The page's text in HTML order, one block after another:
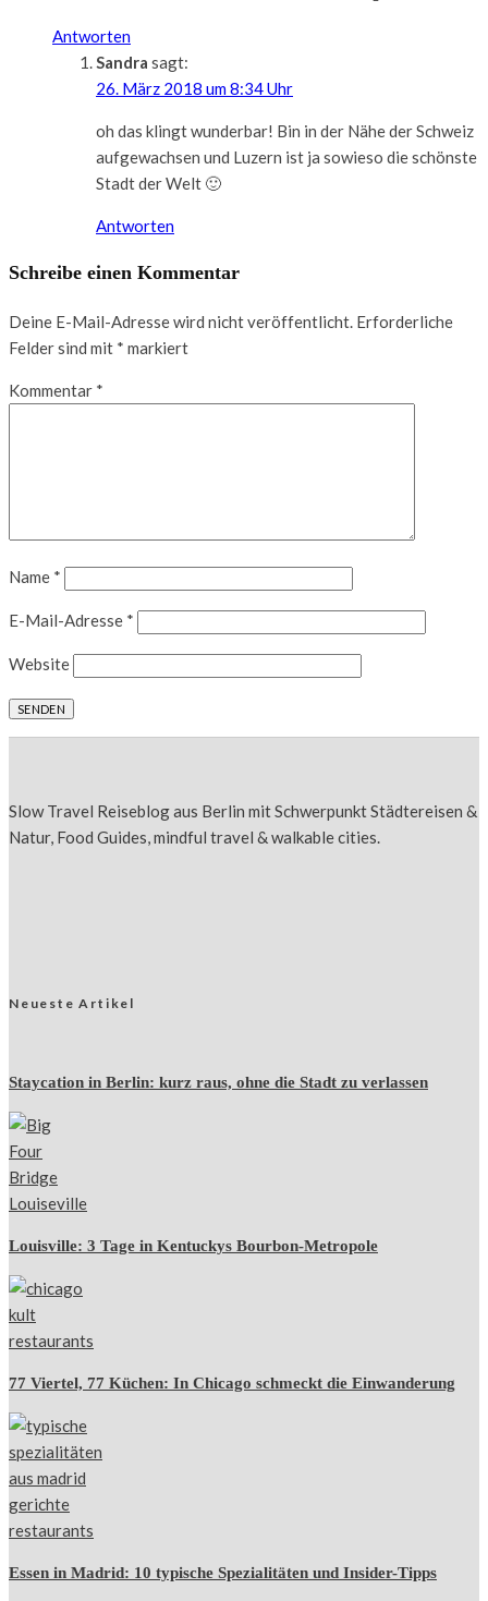
Antworten
Sandra sagt:
26. März 2018 um 8:34 Uhr
oh das klingt wunderbar! Bin in der Nähe der Schweiz
aufgewachsen und Luzern ist ja sowieso die schönste
Stadt der Welt 🙂
Antworten
Schreibe einen Kommentar
Deine E-Mail-Adresse wird nicht veröffentlicht. Erforderliche
Felder sind mit * markiert
Kommentar *
Name *
E-Mail-Adresse *
Website
Slow Travel Reiseblog aus Berlin mit Schwerpunkt Städtereisen &
Natur, Food Guides, mindful travel & walkable cities.
Neueste Artikel
Staycation in Berlin: kurz raus, ohne die Stadt zu verlassen
Louisville: 3 Tage in Kentuckys Bourbon-Metropole
77 Viertel, 77 Küchen: In Chicago schmeckt die Einwanderung
Essen in Madrid: 10 typische Spezialitäten und Insider-Tipps